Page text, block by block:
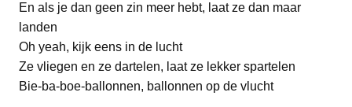
En als je dan geen zin meer hebt, laat ze dan maar
landen
Oh yeah, kijk eens in de lucht
Ze vliegen en ze dartelen, laat ze lekker spartelen
Bie-ba-boe-ballonnen, ballonnen op de vlucht